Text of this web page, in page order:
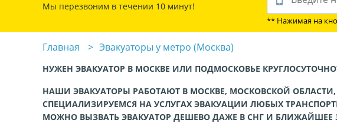
Мы перезвоним в течении 10 минут!
** Нажимая на
Главная Эвакуаторы у метро (Москва)
НУЖЕН ЭВАКУАТОР В МОСКВЕ ИЛИ ПОДМОСКОВЬЕ
НАШИ ЭВАКУАТОРЫ РАБОТАЮТ В МОСКВЕ, МОСКОВСКОЙ
СПЕЦИАЛИЗИРУЕМСЯ НА УСЛУГАХ ЭВАКУАЦИИ ЛЮБЫХ
МОЖНО ВЫЗВАТЬ ЭВАКУАТОР ДЕШЕВО ДАЖЕ В СНГ И БЛИЖАЙШЕЕ